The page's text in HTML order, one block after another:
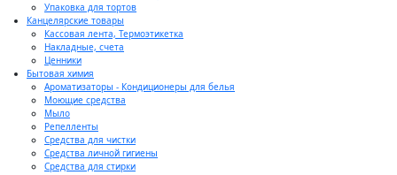
Упаковка для тортов
Канцелярские товары
Кассовая лента, Термоэтикетка
Накладные, счета
Ценники
Бытовая химия
Ароматизаторы - Кондиционеры для белья
Моющие средства
Мыло
Репелленты
Средства для чистки
Средства личной гигиены
Средства для стирки